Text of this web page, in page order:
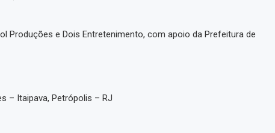
Produções e Dois Entretenimento, com apoio da Prefeitura de
– Itaipava, Petrópolis – RJ